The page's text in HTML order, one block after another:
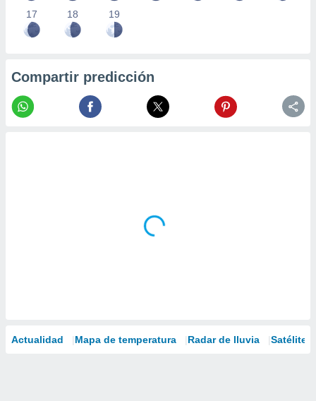
17 18 19
Compartir predicción
Actualidad Mapa de temperatura Radar de lluvia Satélites